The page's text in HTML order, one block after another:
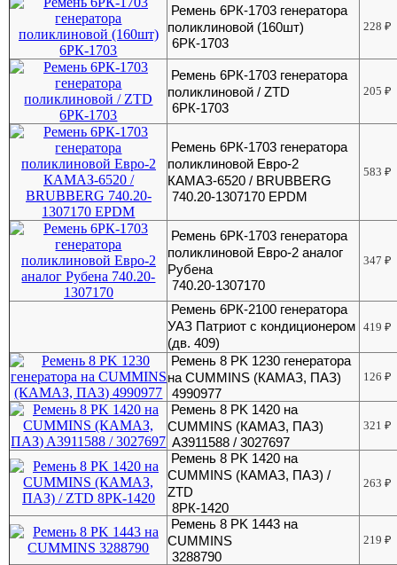
Ремень 6РК-1703 генератора
поликлиновой (160шт)
6РК-1703
228₽
Ремень 6РК-1703 генератора
поликлиновой / ZTD
6РК-1703
205₽
Ремень 6РК-1703 генератора
поликлиновой Евро-2
КАМАЗ-6520 / BRUBBERG
740.20-1307170 EPDM
583₽
Ремень 6РК-1703 генератора
поликлиновой Евро-2 аналог
Рубена
740.20-1307170
347₽
Ремень 6РК-2100 генератора
УАЗ Патриот с кондиционером
(дв. 409)
419₽
Ремень 8 РK 1230 генератора
на CUMMINS (КАМАЗ, ПАЗ)
4990977
126₽
Ремень 8 РK 1420 на
CUMMINS (КАМАЗ, ПАЗ)
A3911588 / 3027697
321₽
Ремень 8 РK 1420 на
CUMMINS (КАМАЗ, ПАЗ) /
ZTD
8РК-1420
263₽
Ремень 8 РK 1443 на
CUMMINS
3288790
219₽